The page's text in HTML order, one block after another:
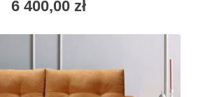
as
6 400,00 zł